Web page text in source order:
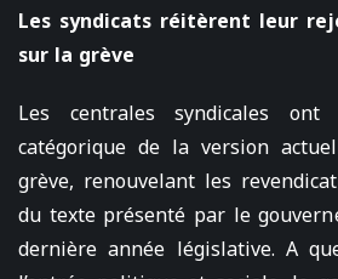
Les syndicats réitèrent leur
sur la grève
Les centrales syndicales
catégorique de la version
grève, renouvelant les
du texte présenté par le
dernière année législative. A